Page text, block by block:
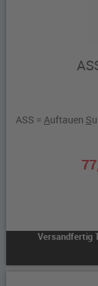
ASS = Auftauen S
Versandfertig